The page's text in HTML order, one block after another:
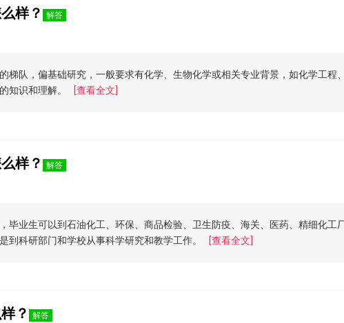
样？ 解答
梯队，偏基础研究，一般要求有化学、生物化学或相关专业背景，如化学工程
知识和理解。
[查看全文]
样？ 解答
毕业生可以到石油化工、环保、商品检验、卫生防疫、海关、医药、精细化工
到科研部门和学校从事科学研究和教学工作。
[查看全文]
？ 解答